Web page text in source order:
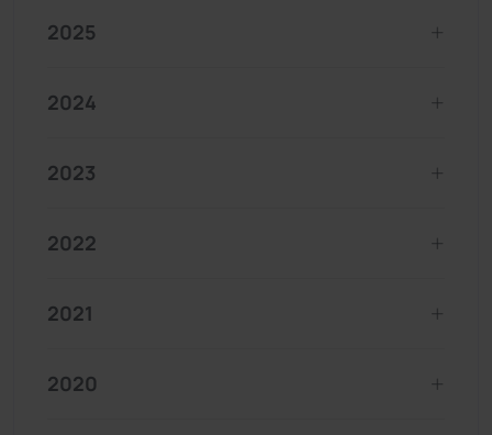
2025
2024
2023
2022
2021
2020